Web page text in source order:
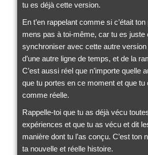
tu es déjà cette version.
En t’en rappelant comme si c’était
mens pas à toi-même, car tu es juste
synchroniser avec cette autre
d’une autre ligne de temps, et de la
C’est aussi réel que n’importe quelle
que tu portes en ce moment et que tu
comme réelle.
Rappelle-toi que tu as déjà vécu
expériences et que tu as vécu et dit
manière dont tu l’as conçu. C’est ton
ta nouvelle et réelle histoire.